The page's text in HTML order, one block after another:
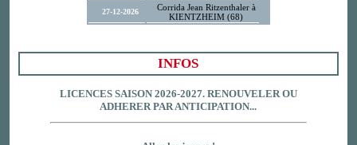
27-12-2026
Corrida Jean Ritzenthaler à
KIENTZHEIM (68)
INFOS
LICENCES SAISON 2026-2027. RENOUVELER OU
ADHERER PAR ANTICIPATION...